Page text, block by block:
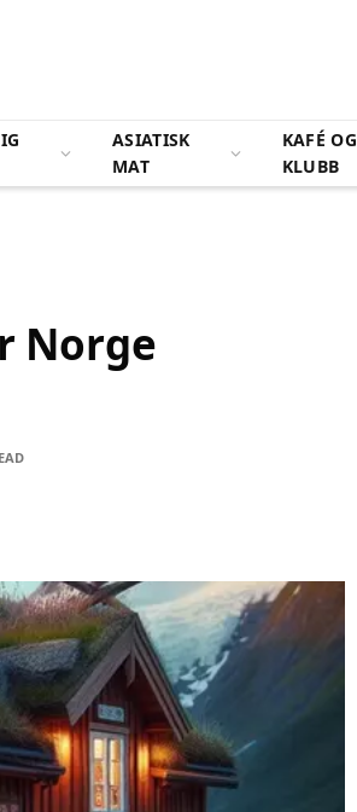
ASIATISK
MAT
KAFÉ OG
KLUBB
Norge